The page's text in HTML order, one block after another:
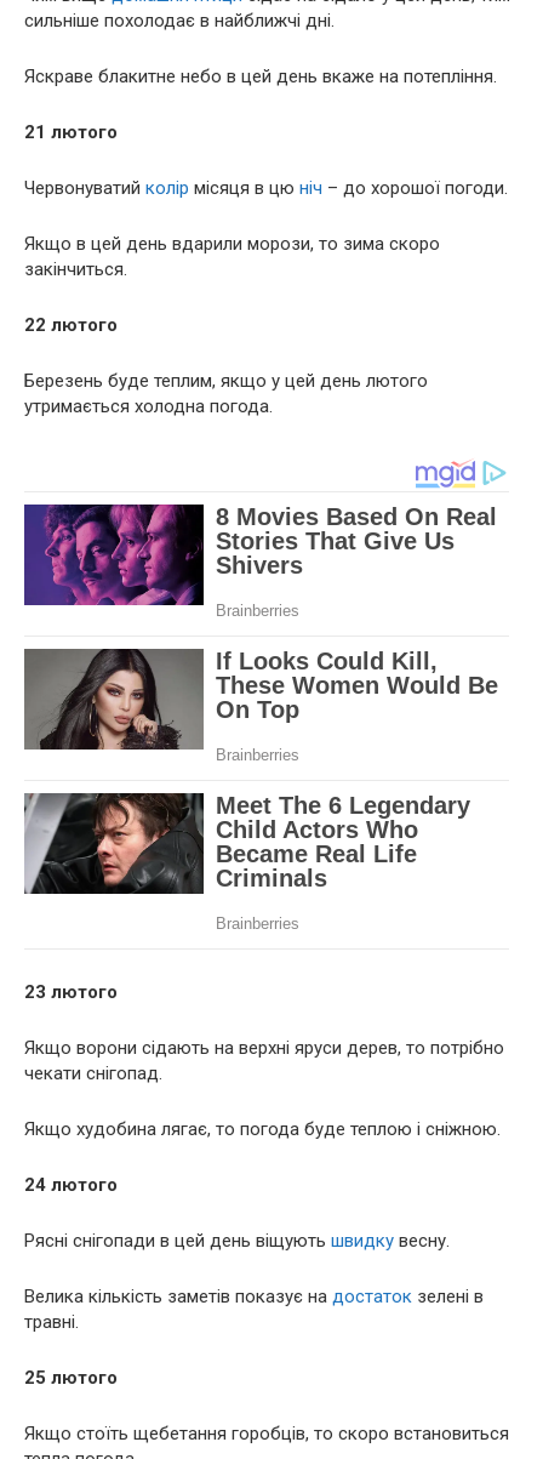
сильніше похолодає в найближчі дні.
Яскраве блакитне небо в цей день вкаже на потепління.
21 лютого
Червонуватий колір місяця в цю ніч – до хорошої погоди.
Якщо в цей день вдарили морози, то зима скоро
закінчиться.
22 лютого
Березень буде теплим, якщо у цей день лютого
утримається холодна погода.
23 лютого
Якщо ворони сідають на верхні яруси дерев, то потрібно
чекати снігопад.
Якщо худобина лягає, то погода буде теплою і сніжною.
24 лютого
Рясні снігопади в цей день віщують швидку весну.
Велика кількість заметів показує на достаток зелені в
травні.
25 лютого
Якщо стоїть щебетання горобців, то скоро встановиться